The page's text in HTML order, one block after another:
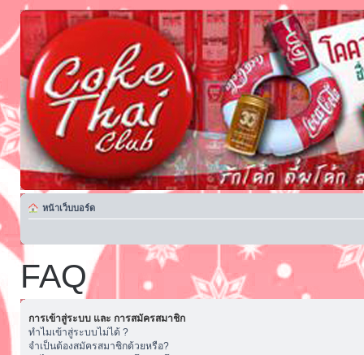
หน้าเว็บบอร์ด
FAQ
การเข้าสู่ระบบ และ การสมัครสมาชิก
ทำไมเข้าสู่ระบบไม่ได้ ?
จำเป็นต้องสมัครสมาชิกด้วยหรือ?